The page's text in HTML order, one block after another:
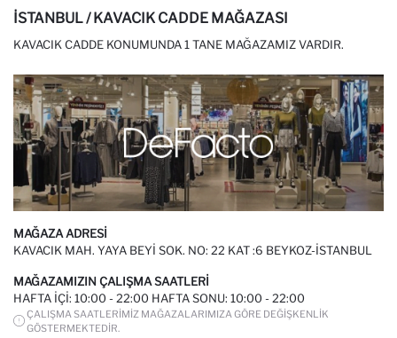
İSTANBUL / KAVACIK CADDE MAĞAZASI
KAVACIK CADDE KONUMUNDA 1 TANE MAĞAZAMIZ VARDIR.
MAĞAZA ADRESI
KAVACIK MAH. YAYA BEYI SOK. NO: 22 KAT :6 BEYKOZ-İSTANBUL
MAĞAZAMIZIN ÇALIŞMA SAATLERI
HAFTA IÇI: 10:00 - 22:00 HAFTA SONU: 10:00 - 22:00
ÇALIŞMA SAATLERIMIZ MAĞAZALARIMIZA GÖRE DEĞIŞKENLIK
GÖSTERMEKTEDIR.